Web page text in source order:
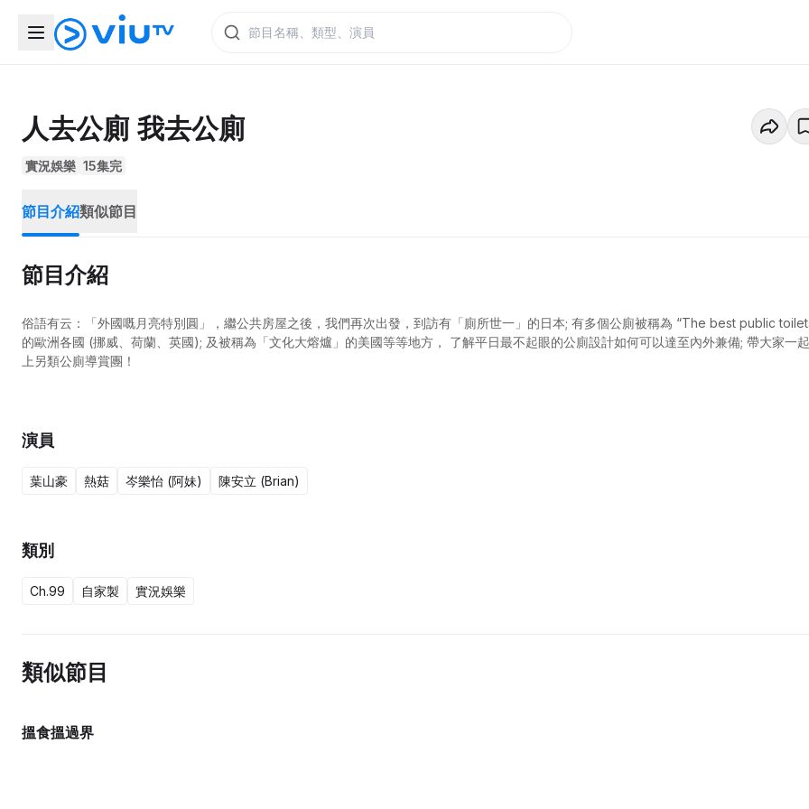
人去公廁 我去公廁
實況娛樂 15集完
節目介紹類似節目
節目介紹
俗語有云：「外國嘅月亮特別圓」，繼公共房屋之後，我們再次出發，到訪有「廁所世一」的日本; 有多個公廁被稱為 “The best public
的歐洲各國 (挪威、荷蘭、英國); 及被稱為「文化大熔爐」的美國等等地方， 了解平日最不起眼的公廁設計如何可以達至內外兼備; 帶大家一
上另類公廁導賞團！
演員
葉山豪 熱菇 岑樂怡 (阿妹) 陳安立 (Brian)
類別
Ch.99 自家製 實況娛樂
類似節目
搵食搵過界